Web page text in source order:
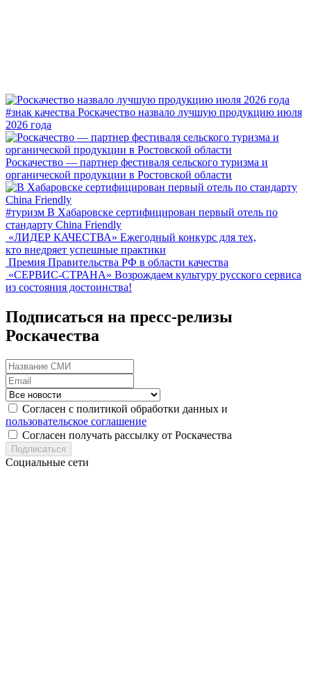
#знак качества Роскачество назвало лучшую продукцию июля
2026 года
Роскачество — партнер фестиваля сельского туризма и
органической продукции в Ростовской области
#туризм В Хабаровске сертифицирован первый отель по
стандарту China Friendly
«ЛИДЕР КАЧЕСТВА» Ежегодный конкурс для тех,
кто внедряет успешные практики
Премия Правительства РФ в области качества
«СЕРВИС-СТРАНА» Возрождаем культуру русского сервиса
из состояния достоинства!
Подписаться на пресс-релизы
Роскачества
Согласен с политикой обработки данных и
пользовательское соглашение
Согласен получать рассылку от Роскачества
Подписаться
Социальные сети